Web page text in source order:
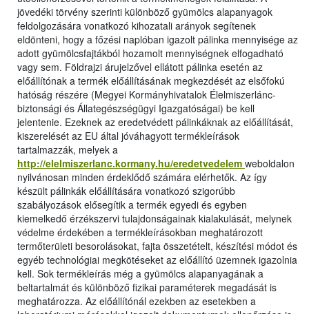
jövedéki törvény szerinti különböző gyümölcs alapanyagok
feldolgozására vonatkozó kihozatali arányok segítenek
eldönteni, hogy a főzési naplóban igazolt pálinka mennyisége az
adott gyümölcsfajtákból hozamolt mennyiségnek elfogadható
vagy sem. Földrajzi árujelzővel ellátott pálinka esetén az
előállítónak a termék előállításának megkezdését az elsőfokú
hatóság részére (Megyei Kormányhivatalok Élelmiszerlánc-
biztonsági és Állategészségügyi Igazgatóságai) be kell
jelentenie. Ezeknek az eredetvédett pálinkáknak az előállítását,
kiszerelését az EU által jóváhagyott termékleírások
tartalmazzák, melyek a
http://elelmiszerlanc.kormany.hu/eredetvedelem weboldalon
nyilvánosan minden érdeklődő számára elérhetők. Az így
készült pálinkák előállítására vonatkozó szigorúbb
szabályozások elősegítik a termék egyedi és egyben
kiemelkedő érzékszervi tulajdonságainak kialakulását, melynek
védelme érdekében a termékleírásokban meghatározott
termőterületi besorolásokat, fajta összetételt, készítési módot és
egyéb technológiai megkötéseket az előállító üzemnek igazolnia
kell. Sok termékleírás még a gyümölcs alapanyagának a
beltartalmát és különböző fizikai paraméterek megadását is
meghatározza. Az előállítónál ezekben az esetekben a